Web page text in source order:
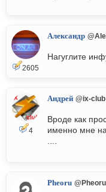
2605
Александр
Нагуглите
4
Андрей @ix-club
Вроде как
именно мне
Pheoru @Pheoru